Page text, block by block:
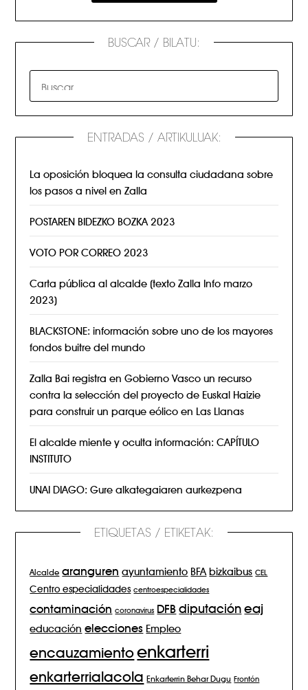
BUSCAR / BILATU:
ENTRADAS / ARTIKULUAK:
La oposición bloquea la consulta ciudadana sobre
los pasos a nivel en Zalla
POSTAREN BIDEZKO BOZKA 2023
VOTO POR CORREO 2023
Carta pública al alcalde (texto Zalla Info marzo
2023)
BLACKSTONE: información sobre uno de los mayores
fondos buitre del mundo
Zalla Bai registra en Gobierno Vasco un recurso
contra la selección del proyecto de Euskal Haizie
para construir un parque eólico en Las Llanas
El alcalde miente y oculta información: CAPÍTULO
INSTITUTO
UNAI DIAGO: Gure alkategaiaren aurkezpena
ETIQUETAS / ETIKETAK:
Alcalde aranguren ayuntamiento BFA bizkaibus CEL
Centro especialidades centroespecialidades
contaminación coronavirus DFB diputación eaj
educación elecciones Empleo
encauzamiento enkarterri
enkarterrialacola Enkarterrin Behar Dugu Frontón